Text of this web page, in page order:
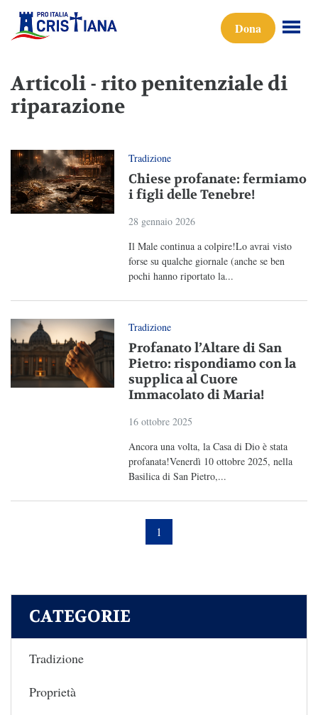
Dona
Articoli - rito penitenziale di
riparazione
Tradizione
Chiese profanate: fermiamo
i figli delle Tenebre!
28 gennaio 2026
Il Male continua a colpire!Lo avrai visto
forse su qualche giornale (anche se ben
pochi hanno riportato la...
Tradizione
Profanato l’Altare di San
Pietro: rispondiamo con la
supplica al Cuore
Immacolato di Maria!
16 ottobre 2025
Ancora una volta, la Casa di Dio è stata
profanata!Venerdì 10 ottobre 2025, nella
Basilica di San Pietro,...
1
CATEGORIE
Tradizione
Proprietà